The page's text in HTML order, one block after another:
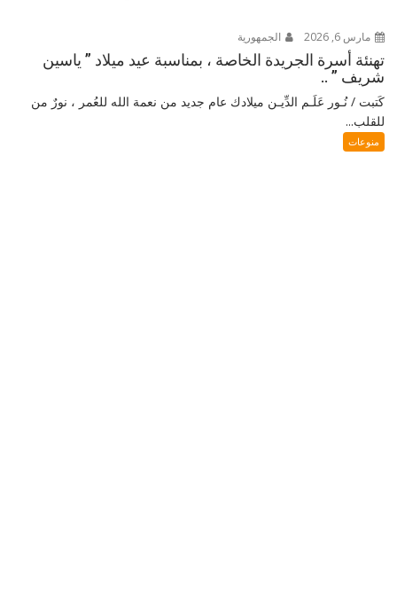
مارس 6, 2026 الجمهورية
تهنئة أسرة الجريدة الخاصة ، بمناسبة عيد ميلاد ” ياسين
شريف ” ..
كَتبت / نُـور عَلَـم الدِّيـن ميلادك عام جديد من نعمة الله للعُمر ، نورٌ من
للقلب...
منوعات